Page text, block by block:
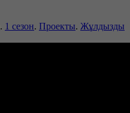
. 1 сезон. Проекты. Жұлдызды